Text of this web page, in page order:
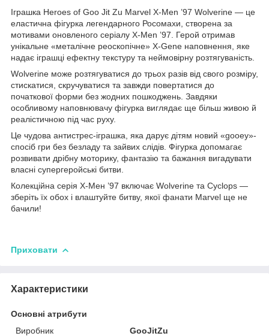
Іграшка Heroes of Goo Jit Zu Marvel X-Men ’97 Wolverine — це
еластична фігурка легендарного Росомахи, створена за
мотивами оновленого серіалу X-Men ’97. Герой отримав
унікальне «металічне реоскопічне» X-Gene наповнення, яке
надає іграшці ефектну текстуру та неймовірну розтягуваність.
Wolverine може розтягуватися до трьох разів від свого розміру,
стискатися, скручуватися та завжди повертатися до
початкової форми без жодних пошкоджень. Завдяки
особливому наповнювачу фігурка виглядає ще більш живою й
реалістичною під час руху.
Це чудова антистрес-іграшка, яка дарує дітям новий «gooey»-
спосіб гри без безладу та зайвих слідів. Фігурка допомагає
розвивати дрібну моторику, фантазію та бажання вигадувати
власні супергеройські битви.
Колекційна серія Х-Мен ’97 включає Wolverine та Cyclops —
зберіть їх обох і влаштуйте битву, якої фанати Marvel ще не
бачили!
Приховати
Характеристики
Основні атрибути
Виробник
GooJitZu